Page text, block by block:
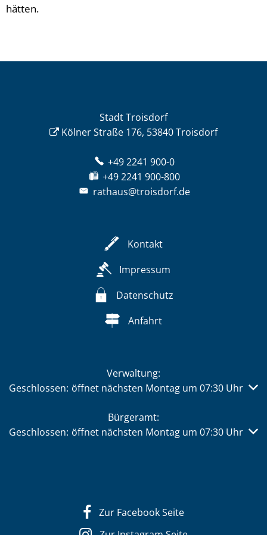
hätten.
Stadt Troisdorf
Kölner Straße 176, 53840 Troisdorf
+49 2241 900-0
+49 2241 900-800
rathaus@troisdorf.de
Kontakt
Impressum
Datenschutz
Anfahrt
Verwaltung:
Klicken, um weitere Öffnungs- oder Schließzeiten
Geschlossen: öffnet nächsten Montag um 07:30 Uhr
Bürgeramt:
Klicken, um weitere Öffnungs- oder Schließzeiten
Geschlossen: öffnet nächsten Montag um 07:30 Uhr
Zur Facebook Seite